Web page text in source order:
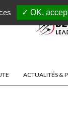
ACTUALITÉS &
✓ OK, accept